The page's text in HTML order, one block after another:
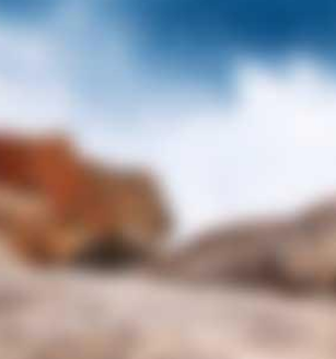
gouvernement